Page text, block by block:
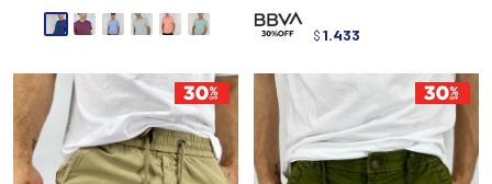
$ 1.433